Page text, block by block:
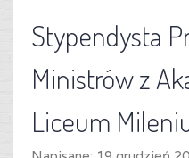
Stypendysta
Ministrów z
Liceum